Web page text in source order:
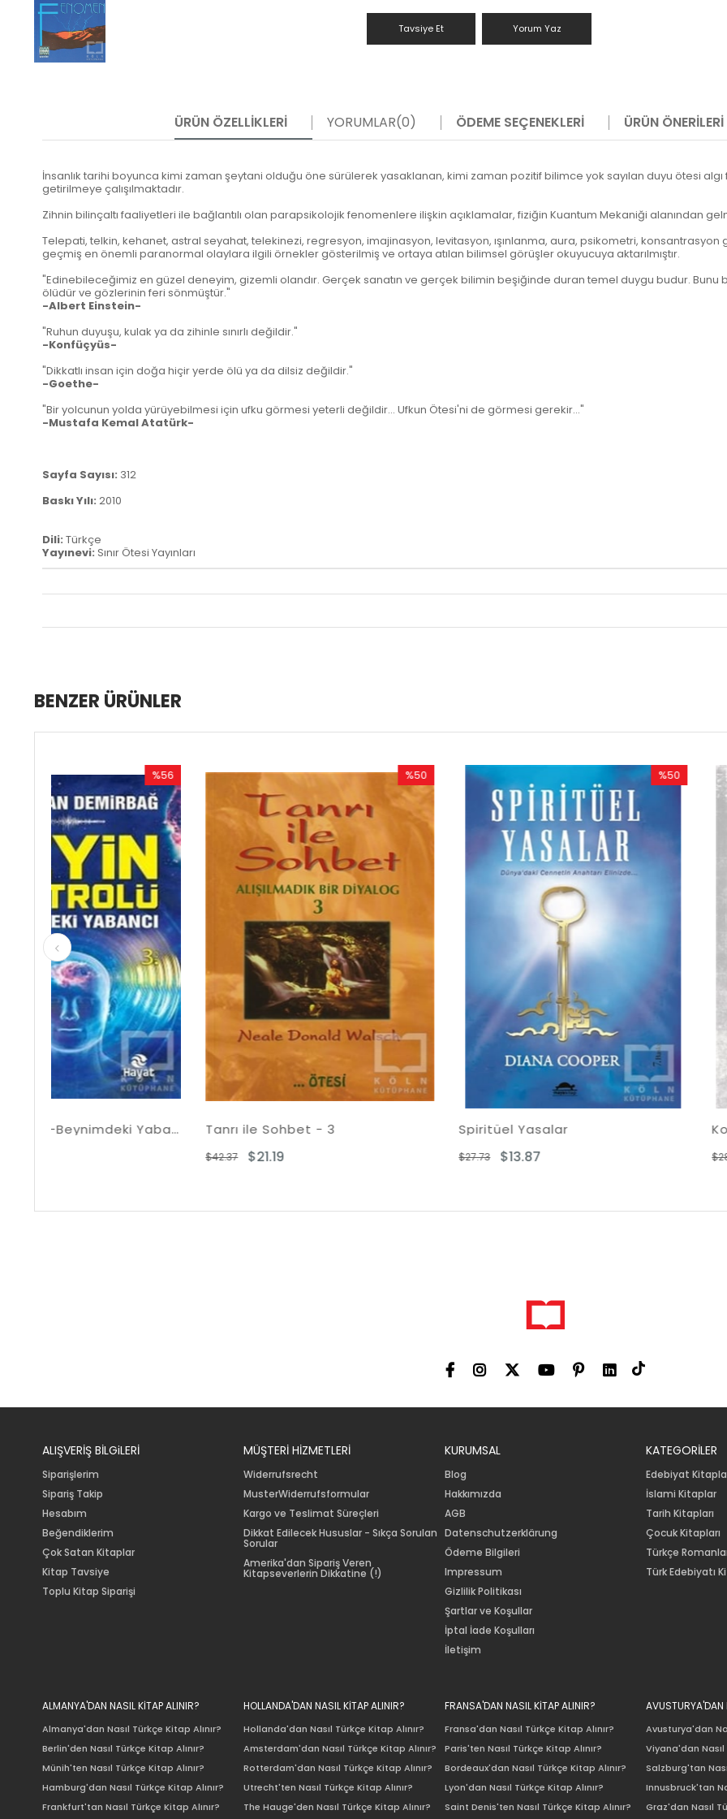
Tavsiye Et Yorum Yaz
ÜRÜN ÖZELLIKLERI YORUMLAR(0) ÖDEME SEÇENEKLERI ÜRÜN ÖNERILERI
İnsanlık tarihi boyunca kimi zaman şeytani olduğu öne sürülerek yasaklanan, kimi zaman pozitif bilimce yok sayılan duyu ötesi
getirilmeye çalışılmaktadır.
Zihnin bilinçaltı faaliyetleri ile bağlantılı olan parapsikolojik fenomenlere ilişkin açıklamalar, fiziğin Kuantum Mekaniği alanından
Telepati, telkin, kehanet, astral seyahat, telekinezi, regresyon, imajinasyon, levitasyon, ışınlanma, aura, psikometri,
geçmiş en önemli paranormal olaylara ilgili örnekler gösterilmiş ve ortaya atılan bilimsel görüşler okuyucuya aktarılmıştır.
"Edinebileceğimiz en güzel deneyim, gizemli olandır. Gerçek sanatın ve gerçek bilimin beşiğinde duran temel duygu budur. Bunu
ölüdür ve gözlerinin feri sönmüştür."
-Albert Einstein-
"Ruhun duyuşu, kulak ya da zihinle sınırlı değildir."
-Konfüçyüs-
"Dikkatlı insan için doğa hiçir yerde ölü ya da dilsiz değildir."
-Goethe-
"Bir yolcunun yolda yürüyebilmesi için ufku görmesi yeterli değildir... Ufkun Ötesi'ni de görmesi gerekir..."
-Mustafa Kemal Atatürk-
Sayfa Sayısı: 312
Baskı Yılı: 2010
Dili: Türkçe
Yayınevi: Sınır Ötesi Yayınları
BENZER ÜRÜNLER
%56İndirim
Tanrı ile Sohbet - 3
%50
İndirim
%50İndirim
Spiritüel Yasalar
İndirim
%50İndirim
ALIŞVERİŞ BİLGiLERİ
Siparişlerim
Sipariş Takip
Hesabım
Beğendiklerim
Çok Satan Kitaplar
Kitap Tavsiye
Toplu Kitap Siparişi
MÜŞTERİ HİZMETLERİ
Widerrufsrecht
MusterWiderrufsformular
Kargo ve Teslimat Süreçleri
Dikkat Edilecek Hususlar - Sıkça Sorulan
Sorular
Amerika'dan Sipariş Veren
Kitapseverlerin Dikkatine (!)
KURUMSAL
Blog
Hakkımızda
AGB
Datenschutzerklärung
Ödeme Bilgileri
Impressum
Gizlilik Politikası
Şartlar ve Koşullar
İptal İade Koşulları
İletişim
KATEGORİLER
Edebiyat
İslami Kitaplar
Tarih Kitapları
Çocuk Kitapları
Türkçe
Türk Edebiyatı
ALMANYA'DAN NASIL KİTAP ALINIR?
Almanya'dan Nasıl Türkçe Kitap Alınır?
Berlin'den Nasıl Türkçe Kitap Alınır?
Münih'ten Nasıl Türkçe Kitap Alınır?
Hamburg'dan Nasıl Türkçe Kitap Alınır?
Frankfurt'tan Nasıl Türkçe Kitap Alınır?
HOLLANDA'DAN NASIL KİTAP ALINIR?
Hollanda'dan Nasıl Türkçe Kitap Alınır?
Amsterdam'dan Nasıl Türkçe Kitap Alınır?
Rotterdam'dan Nasıl Türkçe Kitap Alınır?
Utrecht'ten Nasıl Türkçe Kitap Alınır?
The Hauge'den Nasıl Türkçe Kitap Alınır?
FRANSA'DAN NASIL KİTAP ALINIR?
Fransa'dan Nasıl Türkçe Kitap Alınır?
Paris'ten Nasıl Türkçe Kitap Alınır?
Bordeaux'dan Nasıl Türkçe Kitap Alınır?
Lyon'dan Nasıl Türkçe Kitap Alınır?
Saint Denis'ten Nasıl Türkçe Kitap Alınır?
AVUSTURYA'DAN
Avusturya'dan
Viyana'dan Nasıl
Salzburg'tan
Innusbruck'tan
Graz'dan Nasıl